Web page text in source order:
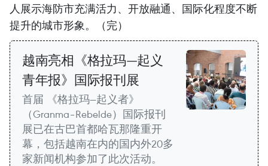
人展示海防市充满活力、开放融通、国际化程度不断
提升的城市形象。（完）
越南亮相《格拉玛—起义
青年报》国际报刊展
首届 《格拉玛—起义者》
（Granma–Rebelde）国际报刊
展已在古巴首都哈瓦那隆重开
幕，包括越南在内的国内外20多
家新闻机构参加了此次活动。